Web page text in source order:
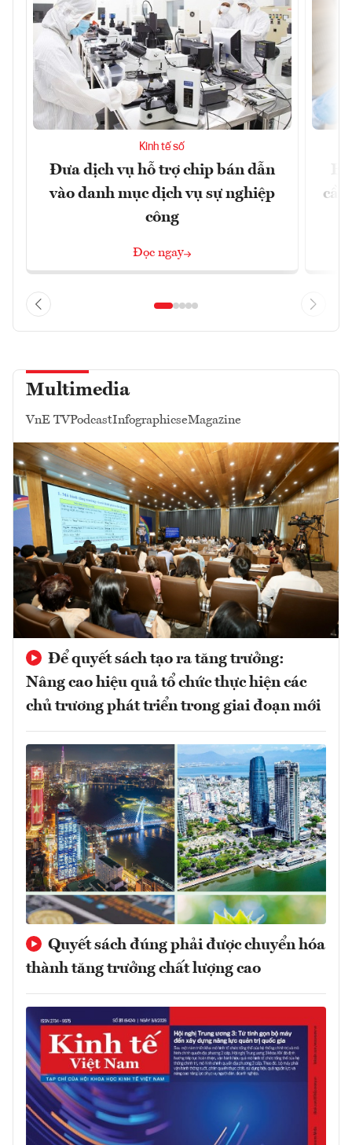
Kinh tế số
Đưa dịch vụ hỗ trợ chip bán dẫn
vào danh mục dịch vụ sự nghiệp
công
Đọc ngay
Multimedia
VnE TVPodcastInfographicseMagazine
Để quyết sách tạo ra tăng trưởng:
Nâng cao hiệu quả tổ chức thực hiện các
chủ trương phát triển trong giai đoạn mới
Quyết sách đúng phải được chuyển hóa
thành tăng trưởng chất lượng cao